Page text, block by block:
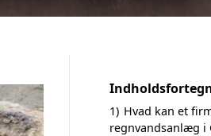
1) Hvad kan et
regnvandsanlæg i